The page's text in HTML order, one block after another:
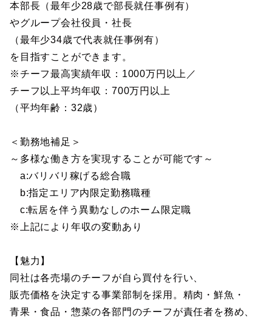
本部長（最年少28歳で部長就任事例有）
やグループ会社役員・社長
（最年少34歳で代表就任事例有）
を目指すことができます。
※チーフ最高実績年収：1000万円以上／
チーフ以上平均年収：700万円以上
（平均年齢：32歳）
＜勤務地補足＞
～多様な働き方を実現することが可能です～
a:バリバリ稼げる総合職
b:指定エリア内限定勤務職種
c:転居を伴う異動なしのホーム限定職
※上記により年収の変動あり
【魅力】
同社は各売場のチーフが自ら買付を行い、
販売価格を決定する事業部制を採用。精肉・鮮魚・
青果・食品・惣菜の各部門のチーフが責任者を務め、